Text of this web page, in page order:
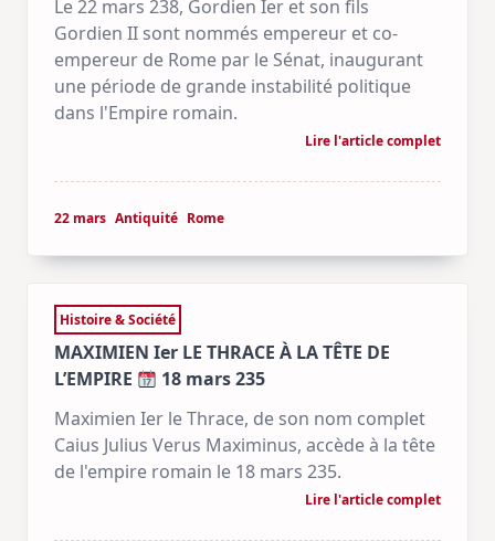
Le 22 mars 238, Gordien Ier et son fils
Gordien II sont nommés empereur et co-
empereur de Rome par le Sénat, inaugurant
une période de grande instabilité politique
dans l'Empire romain.
Lire l'article complet
22 mars Antiquité Rome
Histoire & Société
MAXIMIEN Ier LE THRACE À LA TÊTE DE
L’EMPIRE
18 mars 235
Maximien Ier le Thrace, de son nom complet
Caius Julius Verus Maximinus, accède à la tête
de l'empire romain le 18 mars 235.
Lire l'article complet